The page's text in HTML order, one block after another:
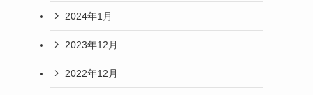
2024年1月
2023年12月
2022年12月